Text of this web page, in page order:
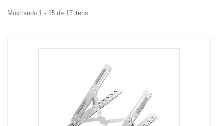
Mostrando 1 - 15 de 17 itens